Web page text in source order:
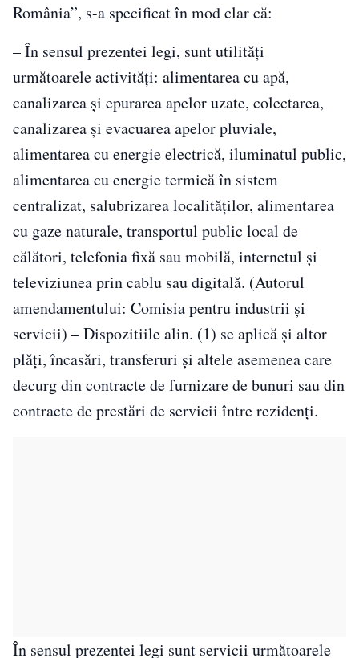
România”, s-a specificat în mod clar că:
– În sensul prezentei legi, sunt utilităţi
următoarele activităţi: alimentarea cu apă,
canalizarea şi epurarea apelor uzate, colectarea,
canalizarea şi evacuarea apelor pluviale,
alimentarea cu energie electrică, iluminatul public,
alimentarea cu energie termică în sistem
centralizat, salubrizarea localităţilor, alimentarea
cu gaze naturale, transportul public local de
călători, telefonia fixă sau mobilă, internetul şi
televiziunea prin cablu sau digitală. (Autorul
amendamentului: Comisia pentru industrii şi
servicii) – Dispozitiile alin. (1) se aplică şi altor
plăţi, încasări, transferuri şi altele asemenea care
decurg din contracte de furnizare de bunuri sau din
contracte de prestări de servicii între rezidenţi.
În sensul prezentei legi sunt servicii următoarele